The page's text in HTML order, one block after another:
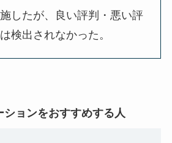
したが、良い評判・悪い評
検出されなかった。
ョンをおすすめする人